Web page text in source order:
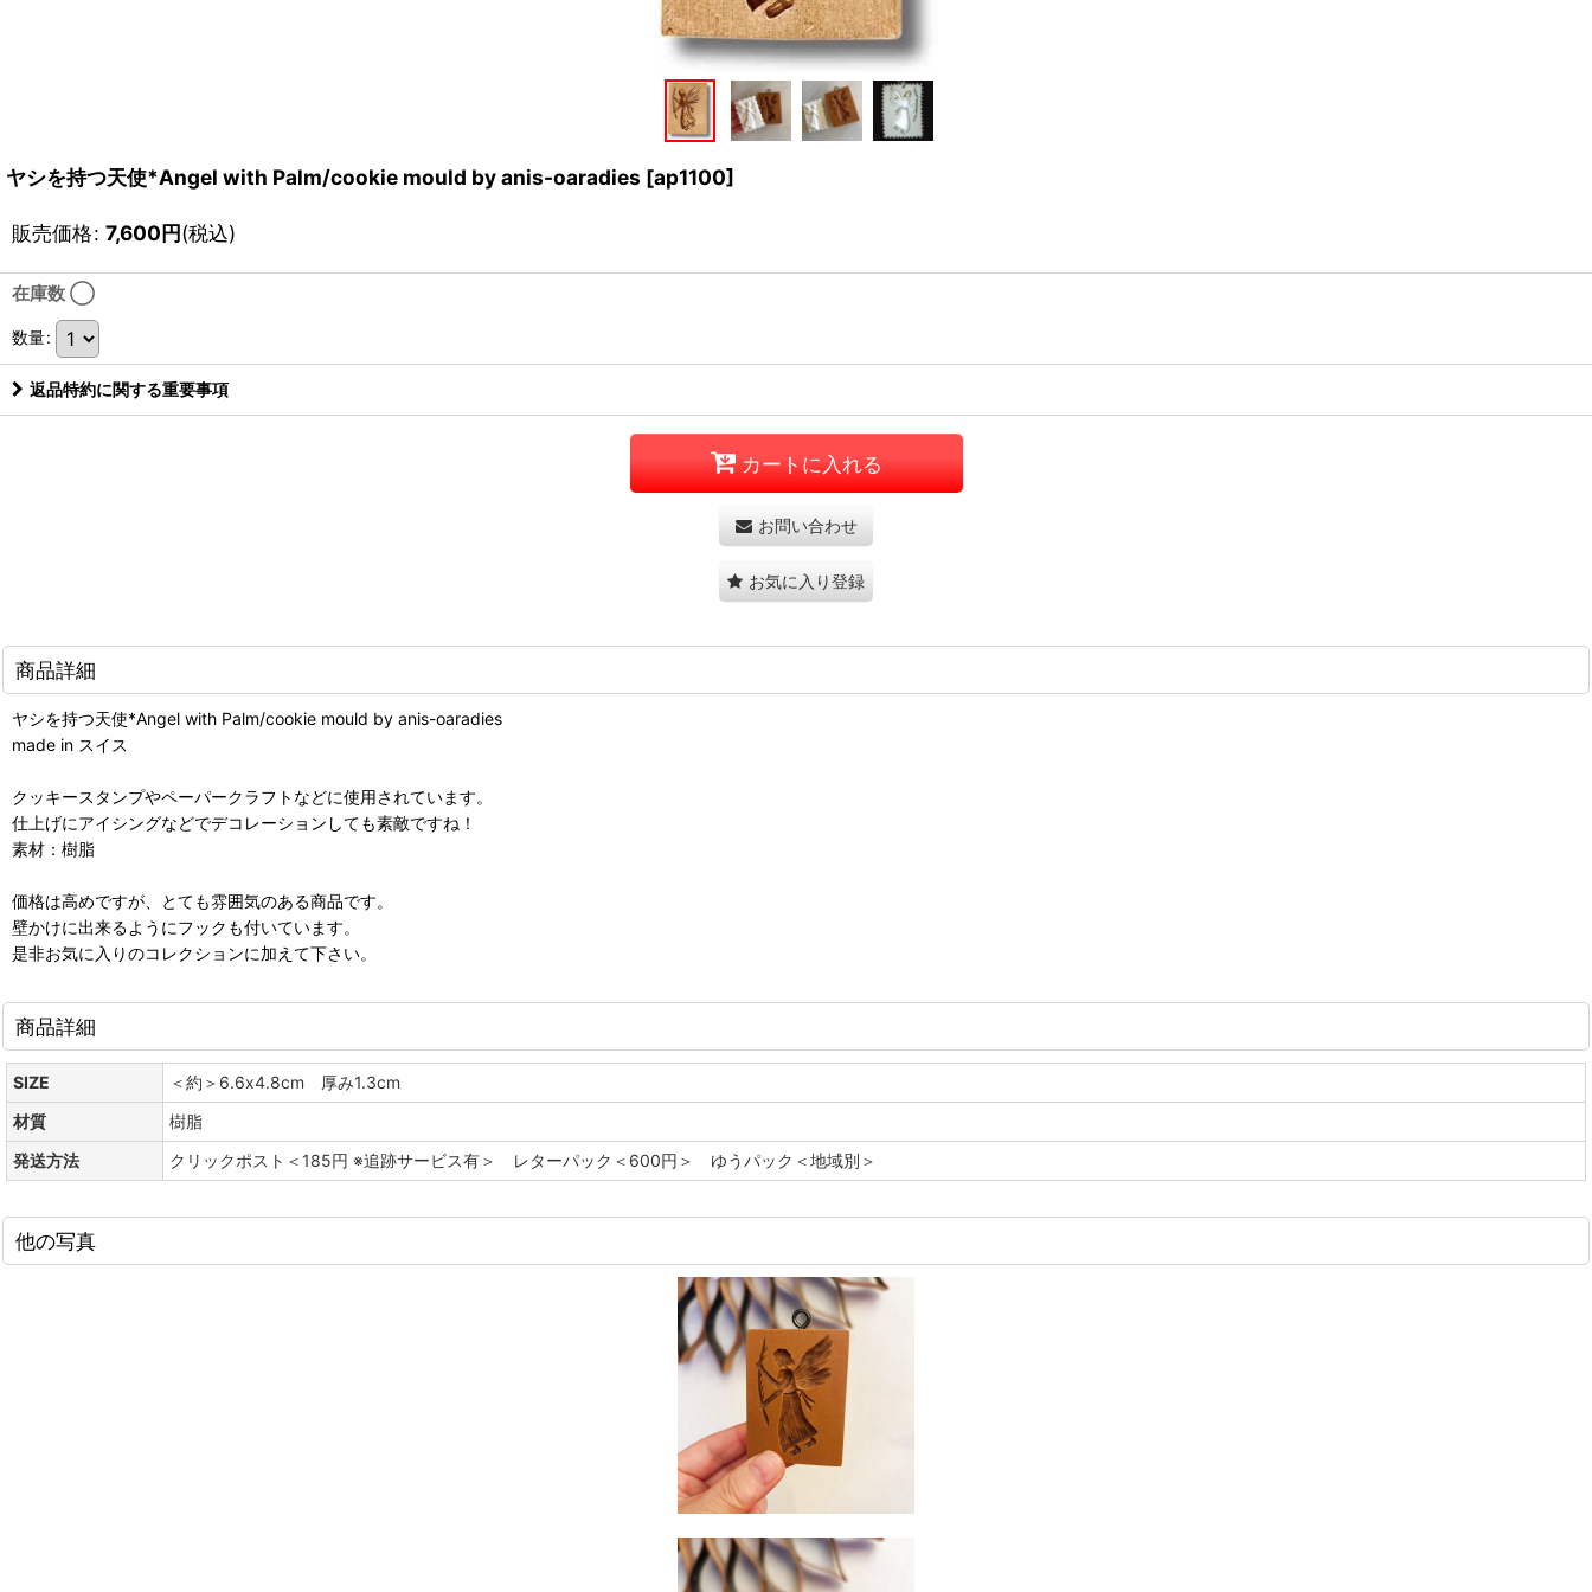
ヤシを持つ天使*Angel with Palm/cookie mould by anis-oaradies [ap1100]
販売価格: 7,600円(税込)
在庫数 ◯
数量:
返品特約に関する重要事項
カートに入れる
お問い合わせ
お気に入り登録
商品詳細
ヤシを持つ天使*Angel with Palm/cookie mould by anis-oaradies
made in スイス
クッキースタンプやペーパークラフトなどに使用されています。
仕上げにアイシングなどでデコレーションしても素敵ですね！
素材：樹脂
価格は高めですが、とても雰囲気のある商品です。
壁かけに出来るようにフックも付いています。
是非お気に入りのコレクションに加えて下さい。
商品詳細
SIZE
＜約＞6.6x4.8cm 厚み1.3cm
材質
樹脂
発送方法
クリックポスト＜185円 ※追跡サービス有＞ レターパック＜600円＞ ゆうパック＜地域別＞
他の写真